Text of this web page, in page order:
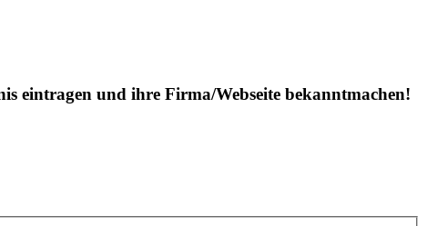
eintragen und ihre Firma/Webseite bekanntmachen!